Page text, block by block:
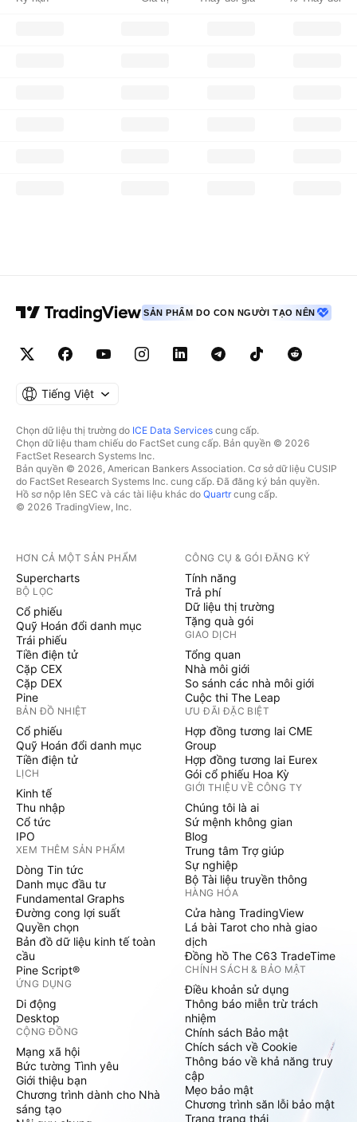
SẢN PHẨM DO CON NGƯỜI TẠO NÊN
Tiếng Việt
Chọn dữ liệu thị trường do ICE Data Services cung cấp.
Chọn dữ liệu tham chiếu do FactSet cung cấp. Bản quyền © 2026
FactSet Research Systems Inc.
Bản quyền © 2026, American Bankers Association. Cơ sở dữ liệu CUSIP
do FactSet Research Systems Inc. cung cấp. Đã đăng ký bản quyền.
Hồ sơ nộp lên SEC và các tài liệu khác do Quartrcung cấp.
© 2026 TradingView, Inc.
HƠN CẢ MỘT SẢN PHẨM
Supercharts
BỘ LỌC
Cổ phiếu
Quỹ Hoán đổi danh mục
Trái phiếu
Tiền điện tử
Cặp CEX
Cặp DEX
Pine
BẢN ĐỒ NHIỆT
Cổ phiếu
Quỹ Hoán đổi danh mục
Tiền điện tử
LỊCH
Kinh tế
Thu nhập
Cổ tức
IPO
XEM THÊM SẢN PHẨM
Dòng Tin tức
Danh mục đầu tư
Fundamental Graphs
Đường cong lợi suất
Quyền chọn
Bản đồ dữ liệu kinh tế toàn
cầu
Pine Script®
ỨNG DỤNG
Di động
Desktop
CỘNG ĐỒNG
Mạng xã hội
Bức tường Tình yêu
Giới thiệu bạn
Chương trình dành cho Nhà
sáng tạo
CÔNG CỤ & GÓI ĐĂNG KÝ
Tính năng
Trả phí
Dữ liệu thị trường
Tặng quà gói
GIAO DỊCH
Tổng quan
Nhà môi giới
So sánh các nhà môi giới
Cuộc thi The Leap
ƯU ĐÃI ĐẶC BIỆT
Hợp đồng tương lai CME
Group
Hợp đồng tương lai Eurex
Gói cổ phiếu Hoa Kỳ
GIỚI THIỆU VỀ CÔNG TY
Chúng tôi là ai
Sứ mệnh không gian
Blog
Trung tâm Trợ giúp
Sự nghiệp
Bộ Tài liệu truyền thông
HÀNG HÓA
Cửa hàng TradingView
Lá bài Tarot cho nhà giao
dịch
Đồng hồ The C63 TradeTime
CHÍNH SÁCH & BẢO MẬT
Điều khoản sử dụng
Thông báo miễn trừ trách
nhiệm
Chính sách Bảo mật
Chích sách về Cookie
Thông báo về khả năng truy
cập
Mẹo bảo mật
Chương trình săn lỗi bảo mật
Trang trạng thái